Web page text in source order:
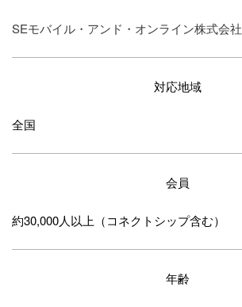
SEモバイル・アンド・オンライン株式会社
対応地域
全国
会員
約30,000人以上（コネクトシップ含む）
年齢